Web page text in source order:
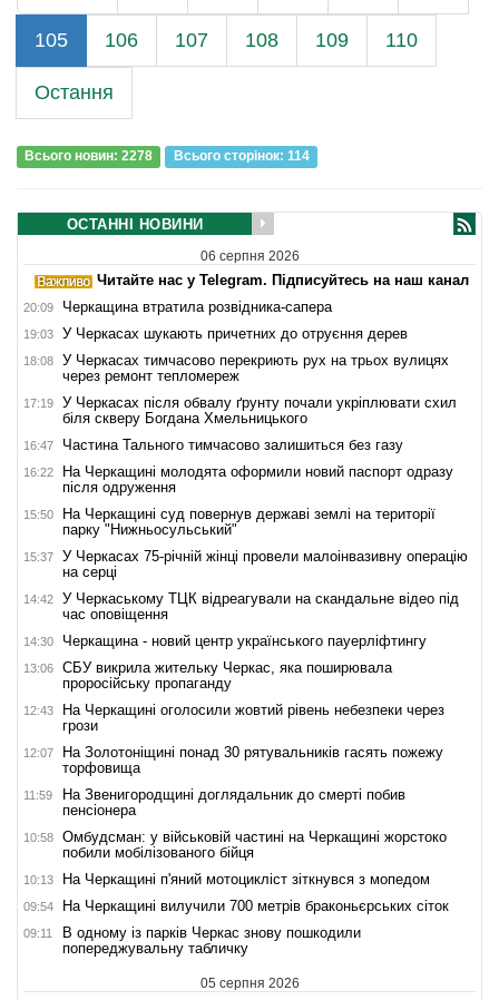
105 106 107 108 109 110
Остання
Всього новин: 2278 Всього сторiнок: 114
ОСТАННІ НОВИНИ
06 серпня 2026
Читайте нас у Telegram. Підписуйтесь на наш канал
20:09 Черкащина втратила розвідника-сапера
19:03 У Черкасах шукають причетних до отруєння дерев
18:08
У Черкасах тимчасово перекриють рух на трьох вулицях
через ремонт тепломереж
17:19
У Черкасах після обвалу ґрунту почали укріплювати схил
біля скверу Богдана Хмельницького
16:47 Частина Тального тимчасово залишиться без газу
16:22
На Черкащині молодята оформили новий паспорт одразу
після одруження
15:50
На Черкащині суд повернув державі землі на території
парку "Нижньосульський"
15:37
У Черкасах 75-річній жінці провели малоінвазивну операцію
на серці
14:42
У Черкаському ТЦК відреагували на скандальне відео під
час оповіщення
14:30 Черкащина - новий центр українського пауерліфтингу
13:06
СБУ викрила жительку Черкас, яка поширювала
проросійську пропаганду
12:43
На Черкащині оголосили жовтий рівень небезпеки через
грози
12:07
На Золотоніщині понад 30 рятувальників гасять пожежу
торфовища
11:59
На Звенигородщині доглядальник до смерті побив
пенсіонера
10:58
Омбудсман: у військовій частині на Черкащині жорстоко
побили мобілізованого бійця
10:13 На Черкащині п'яний мотоцикліст зіткнувся з мопедом
09:54 На Черкащині вилучили 700 метрів браконьєрських сіток
09:11
В одному із парків Черкас знову пошкодили
попереджувальну табличку
05 серпня 2026